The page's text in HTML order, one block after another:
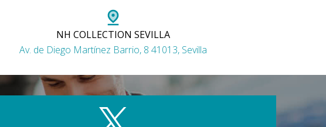
NH COLLECTION SEVILLA
Av. de Diego Martínez Barrio, 8 41013, Sevilla